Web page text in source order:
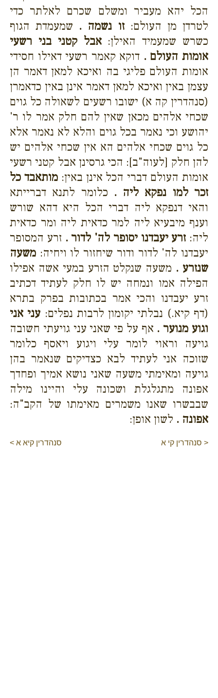
הכל יהא מעביר ומשלם שכרם לאלתר כדי
לטרדן מן העולם:זו נשמה . שמעמדת הגוף
כשרש שמעמיד האילן:אבל קטני בני רשעי
אומות העולם . דוקא קאמר רשעי דאילו חסידי
אומות העולם פליגי בה ואיכא למאן דאמר הן
עצמן באין ואיכא למאן דאמר אינן באין כדאמרן
(סנהדרין קה א) ישובו רשעים לשאולה כל גוים
שכחי אלהים מכאן שאין להם חלק אמר לו ר'
יהושע וכי נאמר בכל גוים והלא לא נאמר אלא
כל גוים שכחי אלהים הא אין שכחי אלהים יש
להן חלק [לעוה"ב]: הכי גרסינן אבל קטני רשעי
אומות העולם דברי הכל אינן באין:מותאבד כל
זכר למו נפקא ליה . כלומר לתנא דברייתא
והאי דנפקא ליה דברי הכל היא דהא שורש
וענף מיבעיא ליה למר כדאית ליה ומר כדאית
ליה: זרע יעבדנו יסופר לה' לדור . זרע המסופר
יעבדנו לה' לדור ודור שיחזור לו ויחיה: משעה
שנזרע . משעה שנקלט הזרע במעי אשה אפילו
הפילה אמו ונמחה יש לו חלק לעתיד דכתיב
זרע יעבדנו והכי אמר בכתובות בפרק בתרא
(דף קיא.) נבלתי יקומון לרבות נפלים: עני אני
וגוע מנוער . אף על פי שאני עני גויעתי חשובה
גויעה וראוי לומר עלי ויגוע ויאסף כלומר
שזוכה אני לעתיד לבא כצדיקים שנאמר בהן
גויעה ומאימתי משעה שאני נושא אמיך ופחדך
אפונה מתגלגלת ושכונה עלי והיינו מילה
שבבשרו שאנו משמרים מאימתו של הקב"ה:
אפונה . לשון אופן:
< סנהדרין קי א סנהדרין קיא א >